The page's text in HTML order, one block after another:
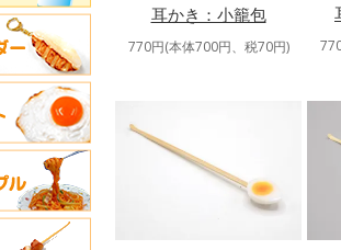
耳かき：小籠包
770円(本体700円、税70円)